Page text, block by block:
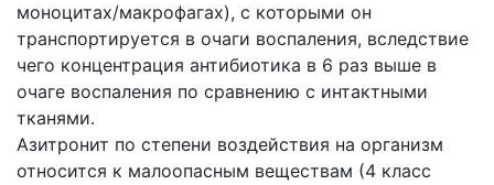
моноцитах/макрофагах), с которыми он
транспортируется в очаги воспаления, вследствие
чего концентрация антибиотика в 6 раз выше в
очаге воспаления по сравнению с интактными
тканями.
Азитронит по степени воздействия на организм
относится к малоопасным веществам (4 класс